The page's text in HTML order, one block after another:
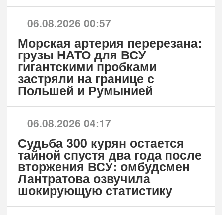
06.08.2026 00:57
Морская артерия перерезана:
грузы НАТО для ВСУ
гигантскими пробками
застряли на границе с
Польшей и Румынией
06.08.2026 04:17
Судьба 300 курян остается
тайной спустя два года после
вторжения ВСУ: омбудсмен
Лантратова озвучила
шокирующую статистику